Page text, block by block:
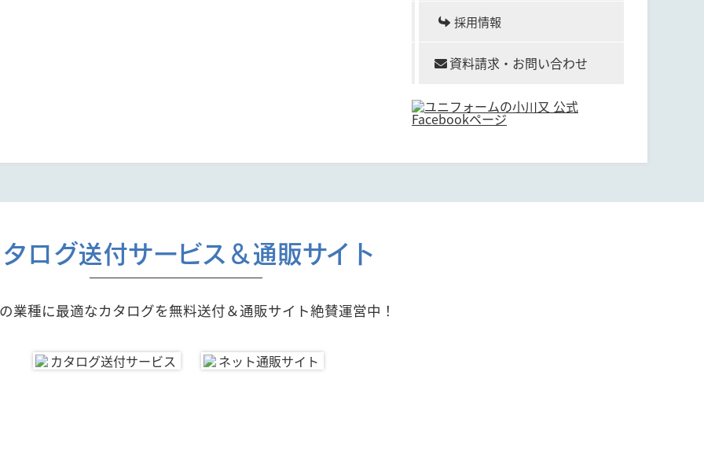
採用情報
資料請求・お問い合わせ
ログ送付サービス＆通販サイト
業種に最適なカタログを無料送付＆通販サイト絶賛運営中！